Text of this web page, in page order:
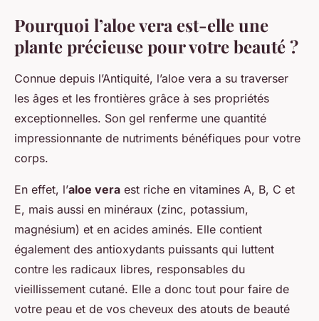
Pourquoi l’aloe vera est-elle une
plante précieuse pour votre beauté ?
Connue depuis l’Antiquité, l’aloe vera a su traverser
les âges et les frontières grâce à ses propriétés
exceptionnelles. Son gel renferme une quantité
impressionnante de nutriments bénéfiques pour votre
corps.
En effet, l’aloe vera est riche en vitamines A, B, C et
E, mais aussi en minéraux (zinc, potassium,
magnésium) et en acides aminés. Elle contient
également des antioxydants puissants qui luttent
contre les radicaux libres, responsables du
vieillissement cutané. Elle a donc tout pour faire de
votre peau et de vos cheveux des atouts de beauté